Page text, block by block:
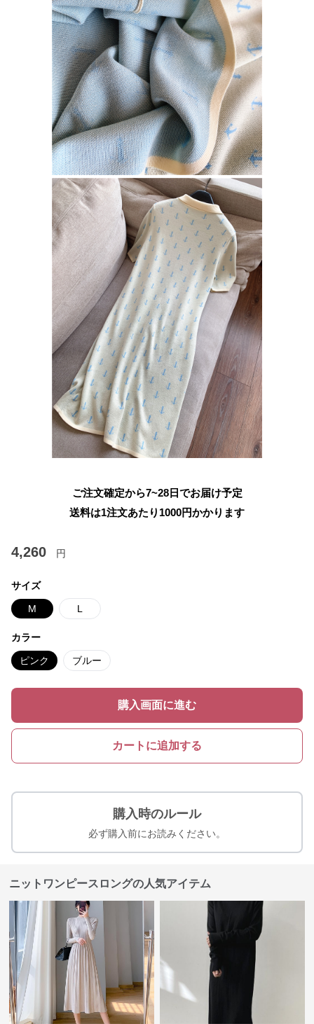
ご注文確定から7~28日でお届け予定
送料は1注文あたり 1000円かかります
4,260 円
サイズ
M L
カラー
ピンク ブルー
購入画面に進む
カートに追加する
購入時のルール
必ず購入前にお読みください。
ニットワンピースロングの人気アイテム